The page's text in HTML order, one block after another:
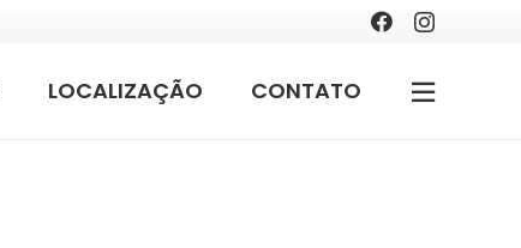
LOCALIZAÇÃO CONTATO